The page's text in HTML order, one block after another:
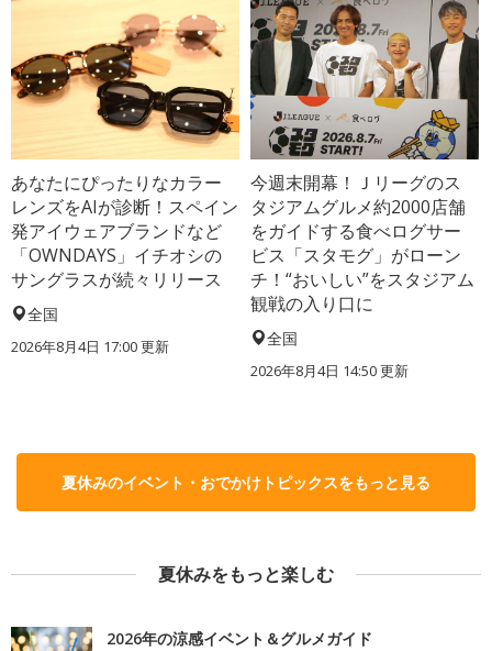
あなたにぴったりなカラー
レンズをAIが診断！スペイン
発アイウェアブランドなど
「OWNDAYS」イチオシの
サングラスが続々リリース
全国
2026年8月4日 17:00更新
今週末開幕！Ｊリーグのス
タジアムグルメ約2000店舗
をガイドする食べログサー
ビス「スタモグ」がローン
チ！“おいしい”をスタジアム
観戦の入り口に
全国
2026年8月4日 14:50更新
夏休みのイベント・おでかけトピックスをもっと見る
夏休みをもっと楽しむ
2026年の涼感イベント＆グルメガイド